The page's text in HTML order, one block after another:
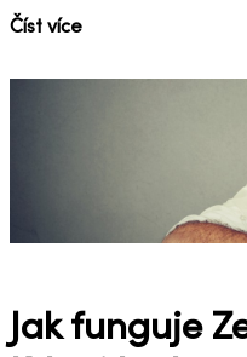
Číst více
Jak funguje